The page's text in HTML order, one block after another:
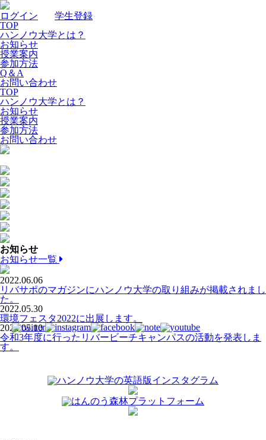
ログイン
学生登録
TOP
ハンノウ大学とは？
お知らせ
授業案内
参加方法
Q＆A
お問い合わせ
TOP
ハンノウ大学とは？
お知らせ
授業案内
参加方法
お問い合わせ
お知らせ
お知らせ一覧
2022.06.06
リバサポのマガジンにハンノウ大学の取り組みが掲載されまし
た。
2022.05.30
環境フェスタ2022に出展します。
2022.05.10
令和3年度に行ったリバービーチキャンパスの活動を発表しま
す。